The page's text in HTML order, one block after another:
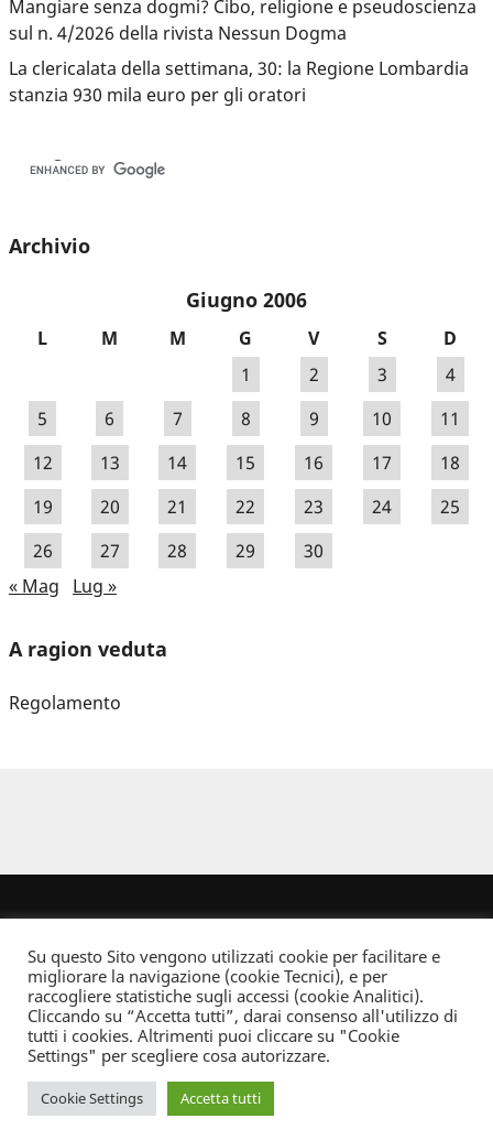
Mangiare senza dogmi? Cibo, religione e pseudoscienza
sul n. 4/2026 della rivista Nessun Dogma
La clericalata della settimana, 30: la Regione Lombardia
stanzia 930 mila euro per gli oratori
Archivio
Giugno 2006
L M M G V S
D
1
2 3
4
5
6 7 8 9 10
11
12
13 14 15 16 17
18
19
20 21 22 23 24
25
26
27 28 29
30
« Mag
Lug »
A ragion veduta
Regolamento
Dove non indicato altrimenti quest’opera è distribuita con Licenza
Creative Commons Attribuzione - Non commerciale - Non opere derivate 2.5 Italia
Informativa sulla privacy
Su questo Sito vengono utilizzati cookie per facilitare e
migliorare la navigazione (cookie Tecnici), e per
raccogliere statistiche sugli accessi (cookie Analitici).
Cliccando su “Accetta tutti”, darai consenso all'utilizzo di
tutti i cookies. Altrimenti puoi cliccare su "Cookie
Settings" per scegliere cosa autorizzare.
Cookie Settings Accetta tutti